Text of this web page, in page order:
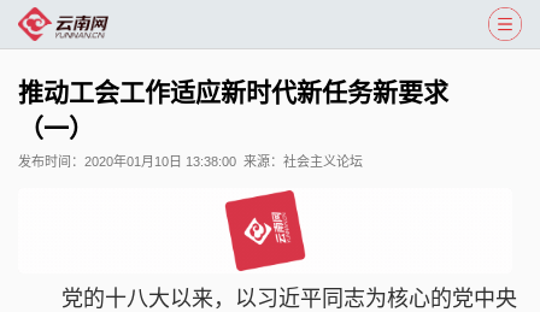
推动工会工作适应新时代新任务新要求
（一）
发布时间： 2020年01月10日 13:38:00 来源： 社会主义论坛
党的十八大以来，以习近平同志为核心的党中央